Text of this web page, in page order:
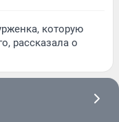
которую
рассказала о